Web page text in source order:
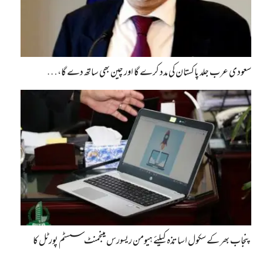
سعودی عرب جلد پاکستان کی مدد کرے گا اور چین بھی ساتھ دے گا،…
پنجاب بھر کے سکول اساتذہ کیلئے ہیومن ریسورس مینجمنٹ سسٹم پورٹل کا